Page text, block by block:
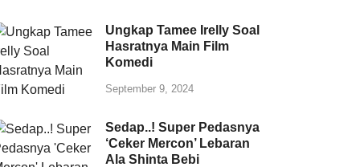
Ungkap Tamee Irelly Soal
Hasratnya Main Film
Komedi
September 9, 2024
Sedap..! Super Pedasnya
‘Ceker Mercon’ Lebaran
Ala Shinta Bebi